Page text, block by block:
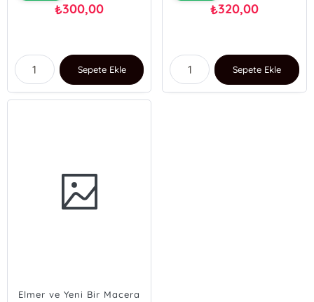
₺300,00
Sepete Ekle
₺320,00
Sepete Ekle
Elmer ve Yeni Bir Macera